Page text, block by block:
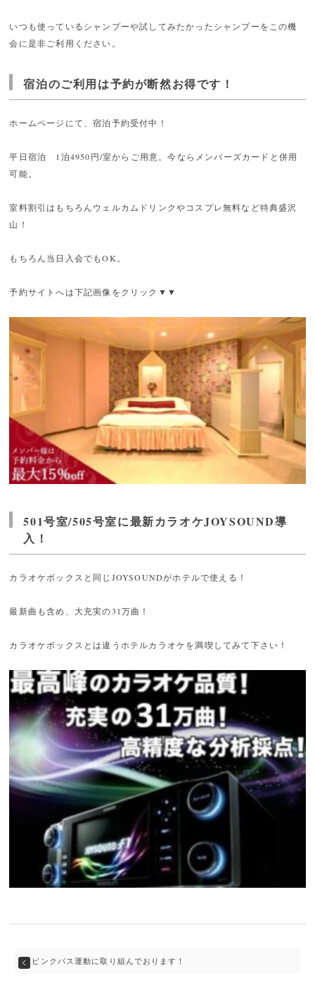
いつも使っているシャンプーや試してみたかったシャンプーをこの機
会に是非ご利用ください。
宿泊のご利用は予約が断然お得です！
ホームページにて、宿泊予約受付中！
平日宿泊 1泊4950円/室からご用意。今ならメンバーズカードと併用
可能。
室料割引はもちろんウェルカムドリンクやコスプレ無料など特典盛沢
山！
もちろん当日入会でもOK。
予約サイトへは下記画像をクリック▼▼
501号室/505号室に最新カラオケJOYSOUND導
入！
カラオケボックスと同じJOYSOUNDがホテルで使える！
最新曲も含め、大充実の31万曲！
カラオケボックスとは違うホテルカラオケを満喫してみて下さい！
ピンクバス運動に取り組んでおります！